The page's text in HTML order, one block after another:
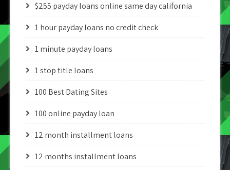
$255 payday loans online same day california
1 hour payday loans no credit check
1 minute payday loans
1 stop title loans
100 Best Dating Sites
100 online payday loan
12 month installment loans
12 months installment loans